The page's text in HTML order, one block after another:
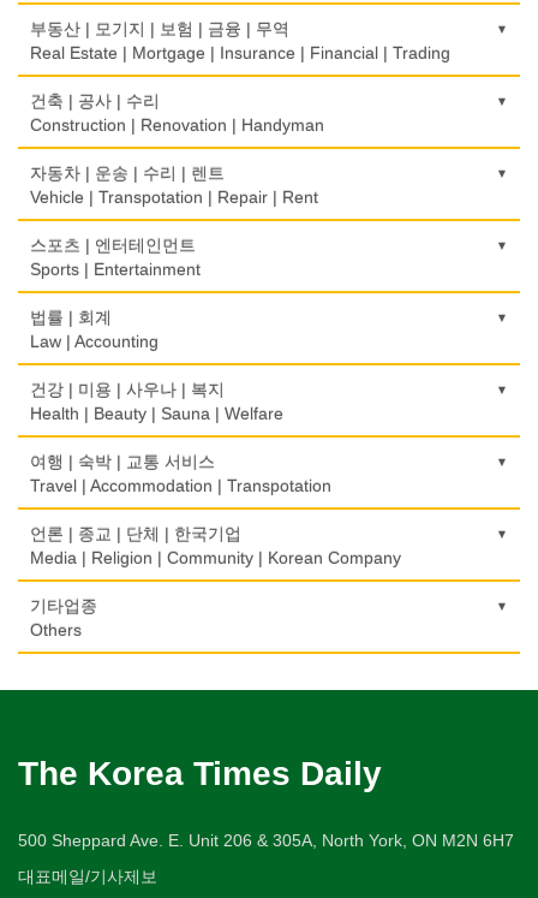
식당장비
Food Equipment
식품점
Korean Food
Food Manufacturing
와인제조
Wine Maker
정육점
제과점
Bakery
식품도매
Food Distributors
Psychologist/Psychiatrist
안경점
Optical Stores
의료기구
Medical Instruments
Denturist
한의원/한약
약국
의사-내과
Internal Medicine
의사-물리치료/카이로 프랙터
Physiotherapy/Chiropractic Clinic
의사-비뇨기과
의사-산부인과
Obstetrician
Veterinarian
Ophthalmologist
의사-외과
Children's Ware
Wedding
인터넷 쇼핑
Internet Shopping
결혼상담
Marriage Consulting
Florist
모피점
백화점/선물센터
보석/귀금속/시계
Jeweler/Jeweller
비디오-사진/촬영/편집/공급
Video Service
사진촬영
애완동물용품
양복점
Tailor
Fashion/Boutique
사무기기
Office Equipment
사무용품/문방구
Stationery/Office Equipment
Book Store
운전학원
Driving School
한글학교
Korean Language School
Boarding House
학교/학원
School/Academy
개인지도-체육
개인지도-음악
Private Lesson-Music
개인지도-옷수선
Private Lesson-Alteration
개인지도-어학/수학
개인지도-서예
Private Lesson-Calligraphy
Private Lesson-Art/Photograph
금전등록기
Cash Register
인터넷 서비스/까페
Internet Service/Cafe
Electronic Goods Sales/Repair
Telephone/Communication Service
컴퓨터 판매/수리
Computer Sales/Repair
부동산 | 모기지 | 보험 | 금융 | 무역
Real Estate | Mortgage | Insurance | Financial | Trading
도매
Wholesale
모기지
Mortgage
International Trade
Insurance/Investment/Finance
부동산 관리
Property Management
채무조정
Bankruptcy
Real Estate
은행/금융기관
건축 | 공사 | 수리
Construction | Renovation | Handyman
건축시공/개조
Construction/Home Renovation
건축설계사
Architect
Architecture
Home Inspection
간판
Signs
가구판매/수리
Furniture Sales/Repair
Machinery Rebuilding
난방/냉동
스테이징 홈
전기공사/수리
Electric Work
자동차 | 운송 | 수리 | 렌트
Vehicle | Transpotation | Repair | Rent
운송/통관/이삿짐
Transportation/Moving
택배
Courier Service
Taxi Service
Automobile/Car
자동차-렌트
Car Rental
자동차-바디샵
Autobody Shop
자동차-판매/리스
자동차-견인
Towing
스포츠 | 엔터테인먼트
Sports | Entertainment
골프장비
Golf Equipment
골프장
Golf/Country Club
가라오케/노래방/카페
Karaoke/Cafe
Dahn Centre
당구장
Billiard Club
볼링장
운동구/스포츠용품
취미/레저
Hobby/Leisure
법률 | 회계
Law | Accounting
교통위반티켓
Traffic Ticket
공인회계사(CPA)
CPA
번역/통역/이력서
Translation/Interpretation/Resume Service
Law Office
회계업무
건강 | 미용 | 사우나 | 복지
Health | Beauty | Sauna | Welfare
건강상담/식품/정보
Health Counseling/Food/Information
의료기
Medical Equipment
Massage
Spring Water/Water Purifier
여행 | 숙박 | 교통 서비스
Travel | Accommodation | Transpotation
호텔/모텔/숙박
Hotel/Motel
여행/관광
Travel/Tour
언론 | 종교 | 단체 | 한국기업
Media | Religion | Community | Korean Company
기도원/수양관
Retreat Centre
Korean Businessmen's Association
Buddhist Temple
한국일보 본사 및 지국
기타업종
Others
Shoe Repair
ETC
아파트
The Korea Times Daily
500 Sheppard Ave. E. Unit 206 & 305A, North York, ON M2N 6H7
대표메일/기사제보